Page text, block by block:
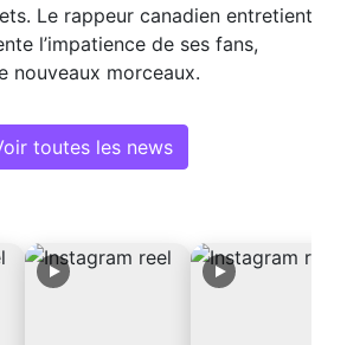
Le rappeur canadien entretient
l’impatience de ses fans,
nouveaux morceaux.
toutes les news